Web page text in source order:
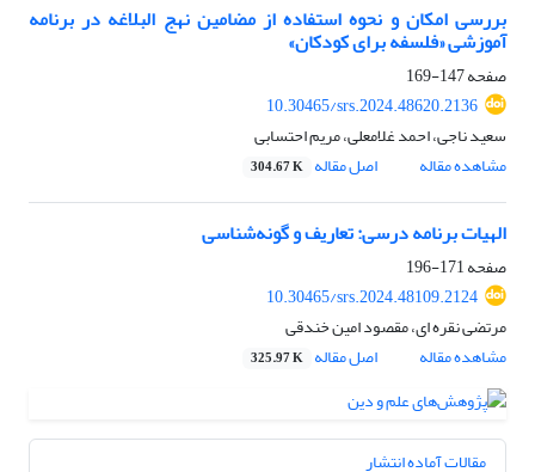
بررسی امکان و نحوه استفاده از مضامین نهج البلاغه در برنامه
آموزشی «فلسفه برای کودکان»
صفحه147-169
10.30465/srs.2024.48620.2136
سعید ناجی، احمد غلامعلی، مریم احتسابی
مشاهده مقاله
اصل مقاله 304.67 K
الهیات برنامه درسی: تعاریف و گونه‌شناسی
صفحه171-196
10.30465/srs.2024.48109.2124
مرتضی نقره ای، مقصود امین خندقی
مشاهده مقاله
اصل مقاله 325.97 K
مقالات آماده انتشار